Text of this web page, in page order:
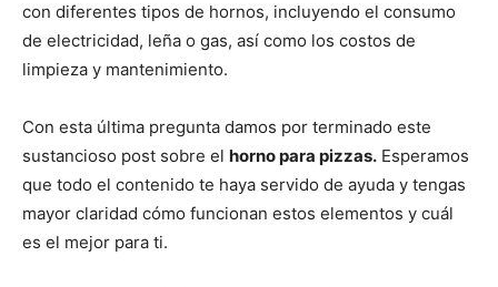
con diferentes tipos de hornos, incluyendo el consumo
de electricidad, leña o gas, así como los costos de
limpieza y mantenimiento.
Con esta última pregunta damos por terminado este
sustancioso post sobre el horno para pizzas. Esperamos
que todo el contenido te haya servido de ayuda y tengas
mayor claridad cómo funcionan estos elementos y cuál
es el mejor para ti.